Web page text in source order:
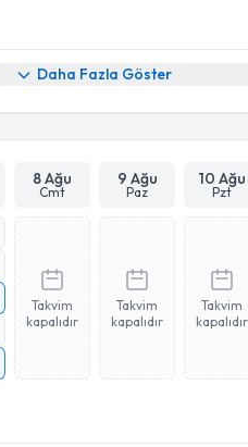
Daha Fazla Göster
8 Ağu
Cmt
9 Ağu
Paz
10 Ağu
Pzt
Takvim
kapalıdır
Takvim
kapalıdır
Takvim
kapalıdır